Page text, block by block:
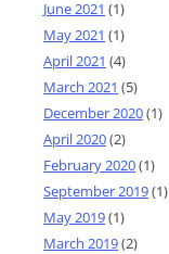
June 2021 (1)
May 2021 (1)
April 2021 (4)
March 2021 (5)
December 2020(1)
April 2020(2)
February 2020(1)
September 2019(1)
May 2019(1)
March 2019(2)